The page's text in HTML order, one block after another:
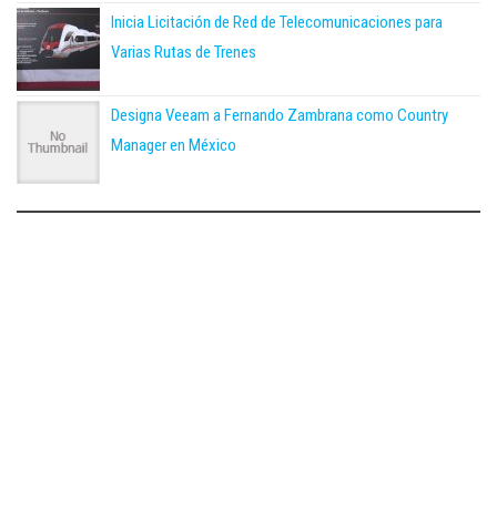
Inicia Licitación de Red de Telecomunicaciones para
Varias Rutas de Trenes
Designa Veeam a Fernando Zambrana como Country
Manager en México